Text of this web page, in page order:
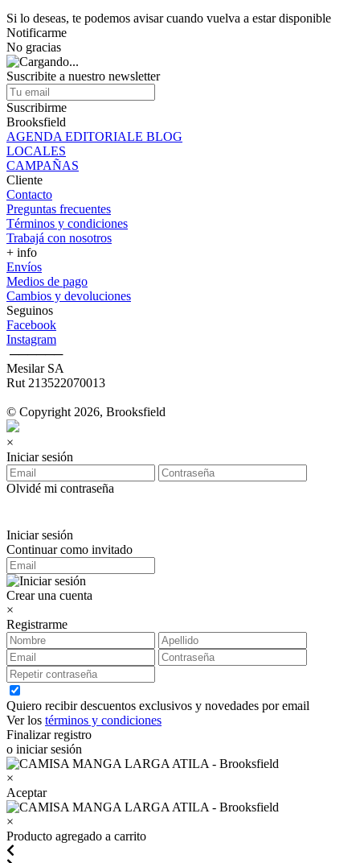
Si lo deseas, te podemos avisar cuando vuelva a estar disponible
Notificarme
No gracias
Suscribite a nuestro newsletter
Suscribirme
Brooksfield
AGENDA EDITORIALE BLOG
LOCALES
CAMPAÑAS
Cliente
Contacto
Preguntas frecuentes
Términos y condiciones
Trabajá con nosotros
+ info
Envíos
Medios de pago
Cambios y devoluciones
Seguinos
Facebook
Instagram
‎ ──────
Mesilar SA
Rut 213522070013
© Copyright 2026, Brooksfield
×
Iniciar sesión
Olvidé mi contraseña
Iniciar sesión
Continuar como invitado
Crear una cuenta
×
Registrarme
Quiero recibir descuentos exclusivos y novedades por email
Ver los términos y condiciones
Finalizar registro
o iniciar sesión
×
Aceptar
×
Producto agregado a carrito